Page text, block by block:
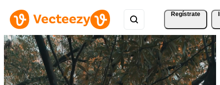
Regístrate